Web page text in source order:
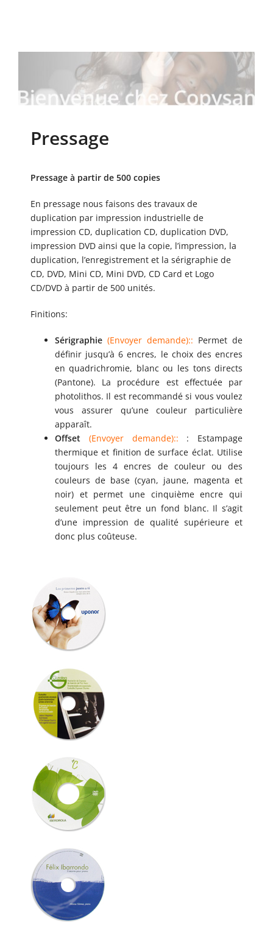
Pressage
Pressage à partir de 500 copies
En pressage nous faisons des travaux de
duplication par impression industrielle de
impression CD, duplication CD, duplication DVD,
impression DVD ainsi que la copie, l’impression, la
duplication, l’enregistrement et la sérigraphie de
CD, DVD, Mini CD, Mini DVD, CD Card et Logo
CD/DVD à partir de 500 unités.
Finitions:
Sérigraphie (Envoyer demande):: Permet de
définir jusqu’à 6 encres, le choix des encres
en quadrichromie, blanc ou les tons directs
(Pantone). La procédure est effectuée par
photolithos. Il est recommandé si vous voulez
vous assurer qu’une couleur particulière
apparaît.
Offset
(Envoyer demande):: : Estampage
thermique et finition de surface éclat. Utilise
toujours les 4 encres de couleur ou des
couleurs de base (cyan, jaune, magenta et
noir) et permet une cinquième encre qui
seulement peut être un fond blanc. Il s’agit
d’une impression de qualité supérieure et
donc plus coûteuse.